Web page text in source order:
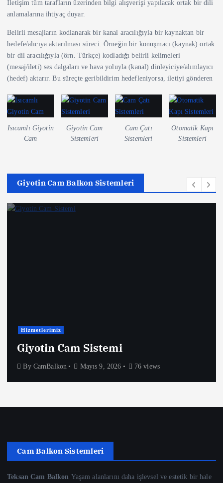
İletişim tüm tarafların üzerinden bilgi alışverişi yapılacak ortak bir dili
anlamalarına ihtiyaç duyar.
Belirli mesajların kodlanarak bir kanal aracılığıyla bir kaynaktan bir
hedefe/alıcıya aktarılması süreci. Örneğin bir konuşmacı (kaynak) ortak
bir dil aracılığıyla (örn. Türkçe) kodladığı belirli kelimeleri
(mesaj/ileti) ses dalgaları ve hava yoluyla (kanal) dinleyiciye/alımlayıcı
(hedef) aktarır. Bu süreçte geribildirim hedefleniyorsa, iletiyi gönderen
Isıcamlı Giyotin
Cam
Giyotin Cam
Sistemleri
Cam Çatı
Sistemleri
Otomatik Kapı
Sistemleri
Giyotin Cam Balkon Sistemleri
Hizmetlerimiz
Giyotin Cam Sistemi
By CamBalkon Mayıs 9, 2026 76 views
Cam Balkon Sistemleri
Teksan Cam Balkon Yaşam alanlarını daha işlevsel ve estetik bir hale